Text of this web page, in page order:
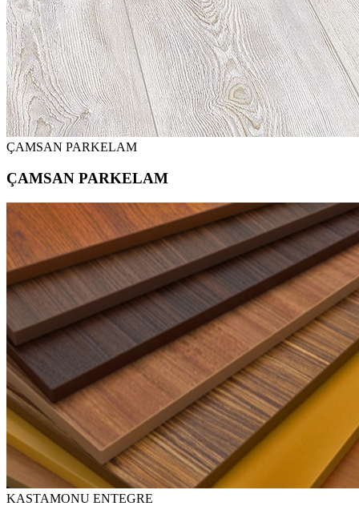
ÇAMSAN PARKELAM
ÇAMSAN PARKELAM
KASTAMONU ENTEGRE